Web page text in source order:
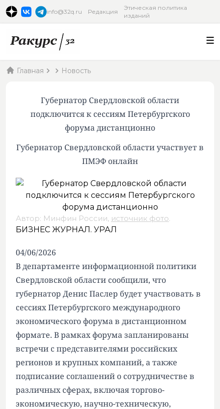
info@32q.ru Редакция
Этическая политика
изданий
Главная Новость
Губернатор Свердловской области
подключится к сессиям Петербургского
форума дистанционно
Губернатор Свердловской области участвует в
ПМЭФ онлайн
Автор: Минфин России, источник фото.
БИЗНЕС ЖУРНАЛ. УРАЛ
04/06/2026
В департаменте информационной политики
Свердловской области сообщили, что
губернатор Денис Паслер будет участвовать в
сессиях Петербургского международного
экономического форума в дистанционном
формате. В рамках форума запланированы
встречи с представителями российских
регионов и крупных компаний, а также
подписание соглашений о сотрудничестве в
различных сферах, включая торгово-
экономическую, научно-техническую,